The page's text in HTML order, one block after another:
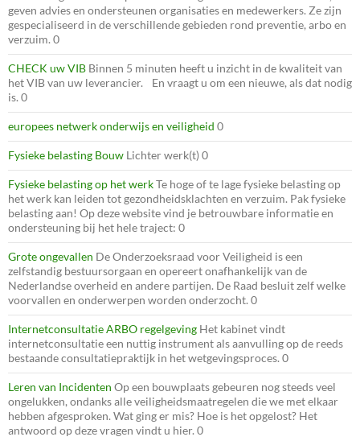
geven advies en ondersteunen organisaties en medewerkers. Ze zijn
gespecialiseerd in de verschillende gebieden rond preventie, arbo en
verzuim. 0
CHECK uw VIB Binnen 5 minuten heeft u inzicht in de kwaliteit van
het VIB van uw leverancier. En vraagt u om een nieuwe, als dat nodig
is. 0
europees netwerk onderwijs en veiligheid 0
Fysieke belasting Bouw Lichter werk(t) 0
Fysieke belasting op het werkTe hoge of te lage fysieke belasting op
het werk kan leiden tot gezondheidsklachten en verzuim. Pak fysieke
belasting aan! Op deze website vind je betrouwbare informatie en
ondersteuning bij het hele traject: 0
Grote ongevallen De Onderzoeksraad voor Veiligheid is een
zelfstandig bestuursorgaan en opereert onafhankelijk van de
Nederlandse overheid en andere partijen. De Raad besluit zelf welke
voorvallen en onderwerpen worden onderzocht. 0
Internetconsultatie ARBO regelgeving Het kabinet vindt
internetconsultatie een nuttig instrument als aanvulling op de reeds
bestaande consultatiepraktijk in het wetgevingsproces. 0
Leren van Incidenten Op een bouwplaats gebeuren nog steeds veel
ongelukken, ondanks alle veiligheidsmaatregelen die we met elkaar
hebben afgesproken. Wat ging er mis? Hoe is het opgelost? Het
antwoord op deze vragen vindt u hier. 0